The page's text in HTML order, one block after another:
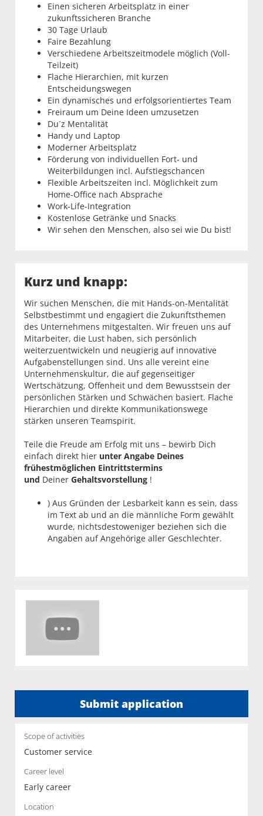
Einen sicheren Arbeitsplatz in einer
zukunftssicheren Branche
30 Tage Urlaub
Faire Bezahlung
Verschiedene Arbeitszeitmodele möglich (Voll-
Teilzeit)
Flache Hierarchien, mit kurzen
Entscheidungswegen
Ein dynamisches und erfolgsorientiertes Team
Freiraum um Deine Ideen umzusetzen
Du´z Mentalität
Handy und Laptop
Moderner Arbeitsplatz
Förderung von individuellen Fort- und
Weiterbildungen incl. Aufstiegschancen
Flexible Arbeitszeiten incl. Möglichkeit zum
Home-Office nach Absprache
Work-Life-Integration
Kostenlose Getränke und Snacks
Wir sehen den Menschen, also sei wie Du bist!
Kurz und knapp:
Wir suchen Menschen, die mit Hands-on-Mentalität
Selbstbestimmt und engagiert die Zukunftsthemen
des Unternehmens mitgestalten. Wir freuen uns auf
Mitarbeiter, die Lust haben, sich persönlich
weiterzuentwickeln und neugierig auf innovative
Aufgabenstellungen sind. Uns alle vereint eine
Unternehmenskultur, die auf gegenseitiger
Wertschätzung, Offenheit und dem Bewusstsein der
persönlichen Stärken und Schwächen basiert. Flache
Hierarchien und direkte Kommunikationswege
stärken unseren Teamspirit.
Teile die Freude am Erfolg mit uns – bewirb Dich
einfach direkt hier unter Angabe Deines
frühestmöglichen Eintrittstermins
und Deiner Gehaltsvorstellung !
) Aus Gründen der Lesbarkeit kann es sein, dass
im Text ab und an die männliche Form gewählt
wurde, nichtsdestoweniger beziehen sich die
Angaben auf Angehörige aller Geschlechter.
Submit application
Scope of activities
Customer service
Career level
Early career
Location